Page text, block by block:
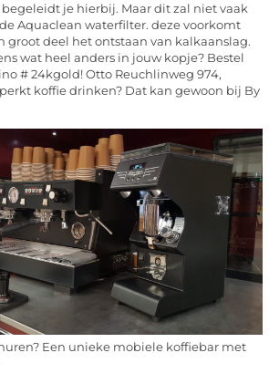
je hierbij. Maar dit zal niet vaak
Aquaclean waterfilter. deze voorkomt
groot deel het ontstaan van kalkaanslag.
wat heel anders in jouw kopje? Bestel
# 24kgold! Otto Reuchlinweg 974,
koffie drinken? Dat kan gewoon bij By
Een unieke mobiele koffiebar met